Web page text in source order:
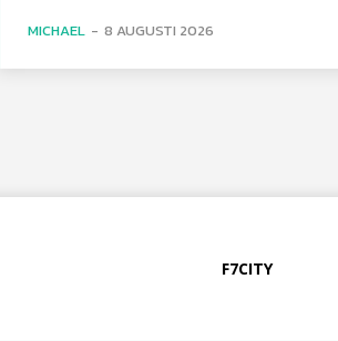
MICHAEL - 8 AUGUSTI 2026
F7CITY